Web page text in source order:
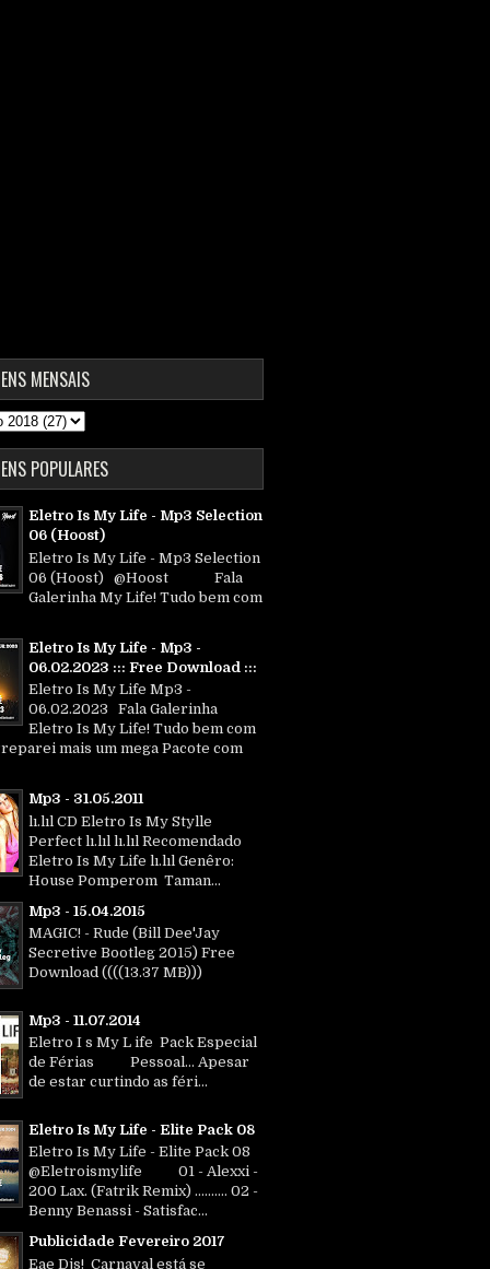
MENSAIS
POPULARES
Eletro Is My Life - Mp3 Selection
06 (Hoost)
Eletro Is My Life - Mp3 Selection
06 (Hoost) @Hoost Fala
Galerinha My Life! Tudo bem com
Eletro Is My Life - Mp3 -
06.02.2023 ::: Free Download :::
Eletro Is My Life Mp3 -
06.02.2023 Fala Galerinha
Eletro Is My Life! Tudo bem com
mais um mega Pacote com
Mp3 - 31.05.2011
lı.lıl CD Eletro Is My Stylle
Perfect lı.lıl lı.lıl Recomendado
Eletro Is My Life lı.lıl Genêro:
House Pomperom Taman...
Mp3 - 15.04.2015
MAGIC! - Rude (Bill Dee'Jay
Secretive Bootleg 2015) Free
Download ((((13.37 MB)))
Mp3 - 11.07.2014
Eletro I s My L ife Pack Especial
de Férias Pessoal... Apesar
de estar curtindo as féri...
Eletro Is My Life - Elite Pack 08
Eletro Is My Life - Elite Pack 08
@Eletroismylife 01 - Alexxi -
200 Lax. (Fatrik Remix) .......... 02 -
Benny Benassi - Satisfac...
Publicidade Fevereiro 2017
Eae Djs! Carnaval está se